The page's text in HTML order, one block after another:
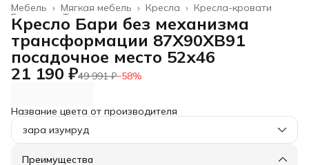
Кресла-кровати
Кресла ›
Мягкая мебель ›
Мебель ›
Товары для дома
Главная
Кресло Бари без механизма
трансформации 87Х90ХВ91
посадочное место 52х46
21 190 ₽49 991 ₽−58%
Название цвета от производителя
зара изумруд
Преимущества